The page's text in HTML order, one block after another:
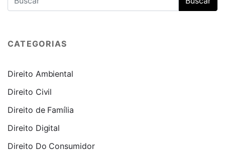
CATEGORIAS
Direito Ambiental
Direito Civil
Direito de Família
Direito Digital
Direito Do Consumidor